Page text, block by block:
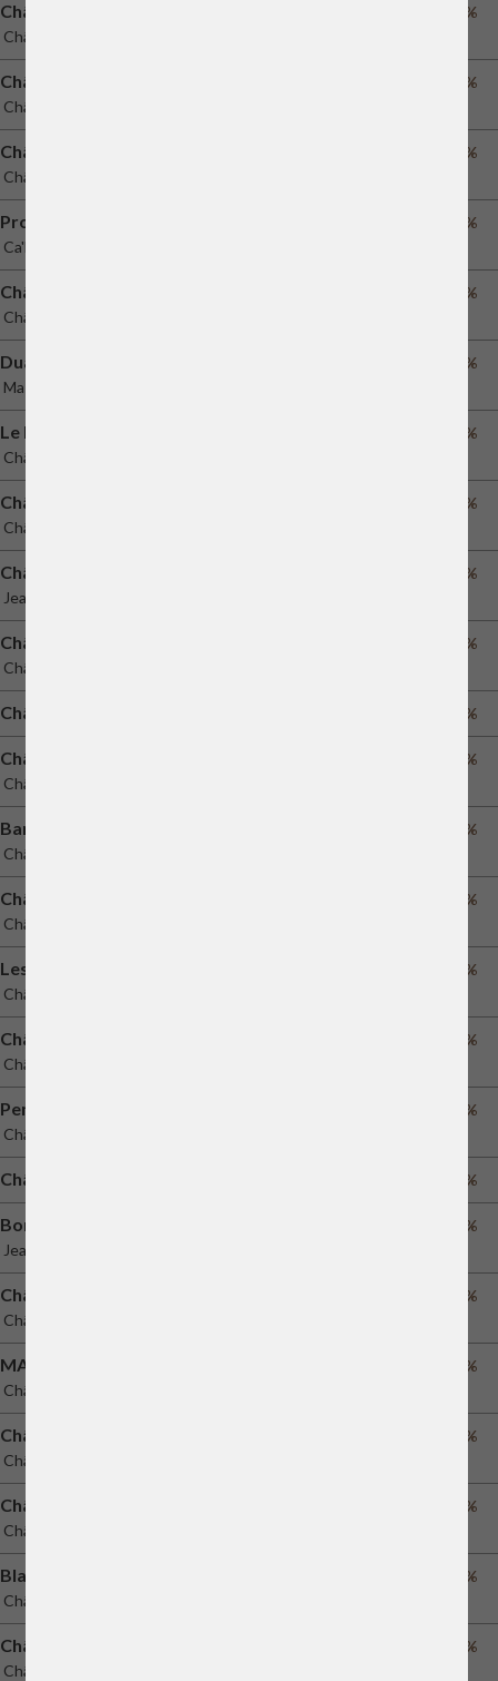
Château de Pez
Château de Pez
46%
Château Cheval Blanc
Château Cheval Blanc
58%
Château Lascombes
Château Lascombes
45%
Promis
Ca'Marcanda
55%
Château Lascombes
Château Lascombes
45%
Duaia
Mas Martinet
60%
Le Petit Cheval
Château Cheval Blanc
53%
Château Palmer
Château Palmer
43%
Château Peymouton
Jean-Pierre Moueix
70%
Château Martinon
Château Martinon
75%
Château Fonplégade 60%
Château Haut-Brion
Château Haut-Brion
48%
Baron de Brane
Château Brane-Cantenac
45%
Château Rocheyron
Château Rocheyron
70%
Les Griffons de Pichon Baron
Château Pichon Baron
41%
Château Angélus
Château Angélus
60%
Pensées de Lafleur
Château Lafleur
54%
Château Côte de Baleau 70%
Bordeaux
Jean-Pierre Moueix
75%
Château Berliquet
Château Berliquet
61%
MARGAUX DE CH. MARGAUX 2015
Château Margaux
42%
Château Mazeyres
Château Mazeyres
66%
Château Palmer Historical XIX Century Wine
Château Palmer
45%
Blason de L'Evangile
Château L'Évangile
75%
Château Canon
Château Canon
70%